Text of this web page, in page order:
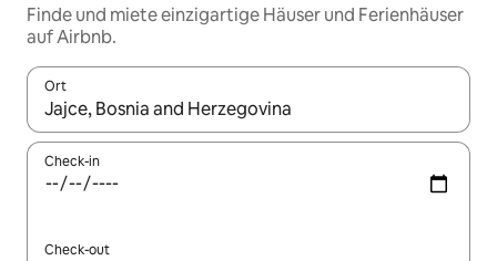
Finde und miete einzigartige Häuser und Ferienhäuser
auf Airbnb.
Ort
Wenn Ergebnisse verfügbar sind, navigiere mit den
Check-in
Check-out